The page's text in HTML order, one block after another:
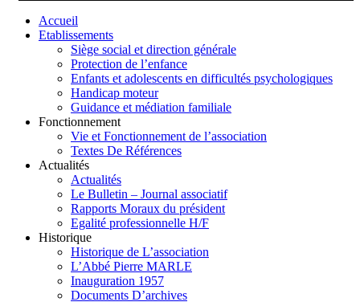
Accueil
Etablissements
Siège social et direction générale
Protection de l’enfance
Enfants et adolescents en difficultés psychologiques
Handicap moteur
Guidance et médiation familiale
Fonctionnement
Vie et Fonctionnement de l’association
Textes De Références
Actualités
Actualités
Le Bulletin – Journal associatif
Rapports Moraux du président
Egalité professionnelle H/F
Historique
Historique de L’association
L’Abbé Pierre MARLE
Inauguration 1957
Documents D’archives